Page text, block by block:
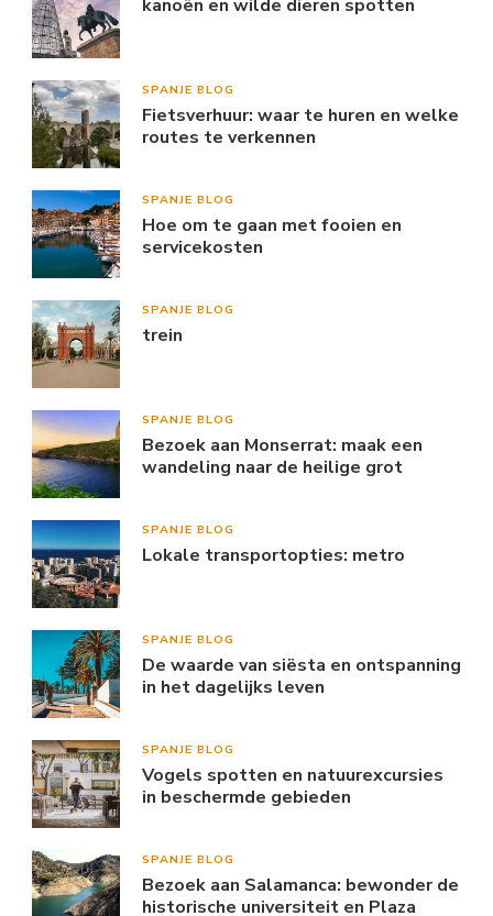
kanoën en wilde dieren spotten
SPANJE BLOG
Fietsverhuur: waar te huren en welke
routes te verkennen
SPANJE BLOG
Hoe om te gaan met fooien en
servicekosten
SPANJE BLOG
trein
SPANJE BLOG
Bezoek aan Monserrat: maak een
wandeling naar de heilige grot
SPANJE BLOG
Lokale transportopties: metro
SPANJE BLOG
De waarde van siësta en ontspanning
in het dagelijks leven
SPANJE BLOG
Vogels spotten en natuurexcursies
in beschermde gebieden
SPANJE BLOG
Bezoek aan Salamanca: bewonder de
historische universiteit en Plaza